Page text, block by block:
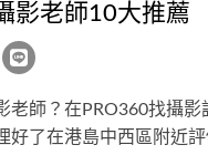
影老師10大推薦
老師？在PRO360找攝影
好了在港島中西區附近